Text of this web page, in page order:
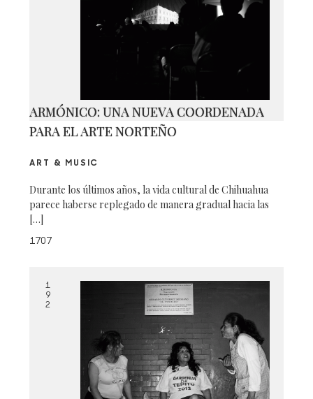
ARMÓNICO: UNA NUEVA COORDENADA
PARA EL ARTE NORTEÑO
ART & MUSIC
Durante los últimos años, la vida cultural de Chihuahua
parece haberse replegado de manera gradual hacia las
[…]
1707
1
9
2